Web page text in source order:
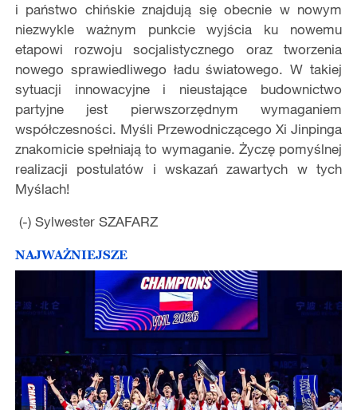
i państwo chińskie znajdują się obecnie w nowym
niezwykle ważnym punkcie wyjścia ku nowemu
etapowi rozwoju socjalistycznego oraz tworzenia
nowego sprawiedliwego ładu światowego. W takiej
sytuacji innowacyjne i nieustające budownictwo
partyjne jest pierwszorzędnym wymaganiem
współczesności. Myśli Przewodniczącego Xi Jinpinga
znakomicie spełniają to wymaganie. Życzę pomyślnej
realizacji postulatów i wskazań zawartych w tych
Myślach!
(-) Sylwester SZAFARZ
NAJWAŻNIEJSZE